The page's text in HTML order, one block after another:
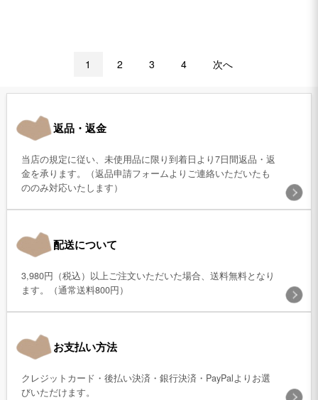
1 2 3 4 次へ
返品・返金
当店の規定に従い、未使用品に限り到着日より7日間返品・返
金を承ります。（返品申請フォームよりご連絡いただいたも
ののみ対応いたします）
配送について
3,980円（税込）以上ご注文いただいた場合、送料無料となり
ます。（通常送料800円）
お支払い方法
クレジットカード・後払い決済・銀行決済・PayPalよりお選
びいただけます。